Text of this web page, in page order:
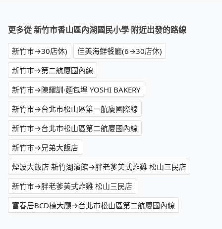
更多從 新竹市香山區內湖國民小學 附近出發的路線
新竹市→30店休)
佳美海鮮餐廳(6→30店休)
新竹市→第二航廈國內線
新竹市→陳耀訓·麵包埠 YOSHI BAKERY
新竹市→台北市松山區第一航廈國際線
新竹市→台北市松山區第二航廈國內線
新竹市→兄弟大飯店
煙波大飯店 新竹湖濱館→胖老爹美式炸雞 松山三民店
新竹市→胖老爹美式炸雞 松山三民店
富春居BCD棟大廳→台北市松山區第二航廈國內線